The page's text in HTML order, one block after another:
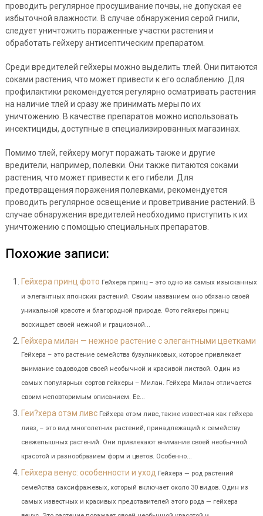
проводить регулярное просушивание почвы, не допуская ее
избыточной влажности. В случае обнаружения серой гнили,
следует уничтожить пораженные участки растения и
обработать гейхеру антисептическим препаратом.
Среди вредителей гейхеры можно выделить тлей. Они питаются
соками растения, что может привести к его ослаблению. Для
профилактики рекомендуется регулярно осматривать растения
на наличие тлей и сразу же принимать меры по их
уничтожению. В качестве препаратов можно использовать
инсектициды, доступные в специализированных магазинах.
Помимо тлей, гейхеру могут поражать также и другие
вредители, например, полевки. Они также питаются соками
растения, что может привести к его гибели. Для
предотвращения поражения полевками, рекомендуется
проводить регулярное освещение и проветривание растений. В
случае обнаружения вредителей необходимо приступить к их
уничтожению с помощью специальных препаратов.
Похожие записи:
Гейхера принц фото Гейхера принц – это одно из самых изысканных
и элегантных японских растений. Своим названием оно обязано своей
уникальной красоте и благородной природе. Фото гейхеры принц
восхищает своей нежной и грациозной...
Гейхера милан — нежное растение с элегантными цветками
Гейхера – это растение семейства бузулниковых, которое привлекает
внимание садоводов своей необычной и красивой листвой. Один из
самых популярных сортов гейхеры – Милан. Гейхера Милан отличается
своим неповторимым описанием. Ее...
Геи?хера отэм ливс Гейхера отэм ливс, также известная как гейхера
ливз, – это вид многолетних растений, принадлежащий к семейству
свежепышных растений. Они привлекают внимание своей необычной
красотой и разнообразием форм и цветов. Особенно...
Гейхера венус: особенности и уход Гейхера — род растений
семейства саксифражевых, который включает около 30 видов. Один из
самых известных и красивых представителей этого рода — гейхера